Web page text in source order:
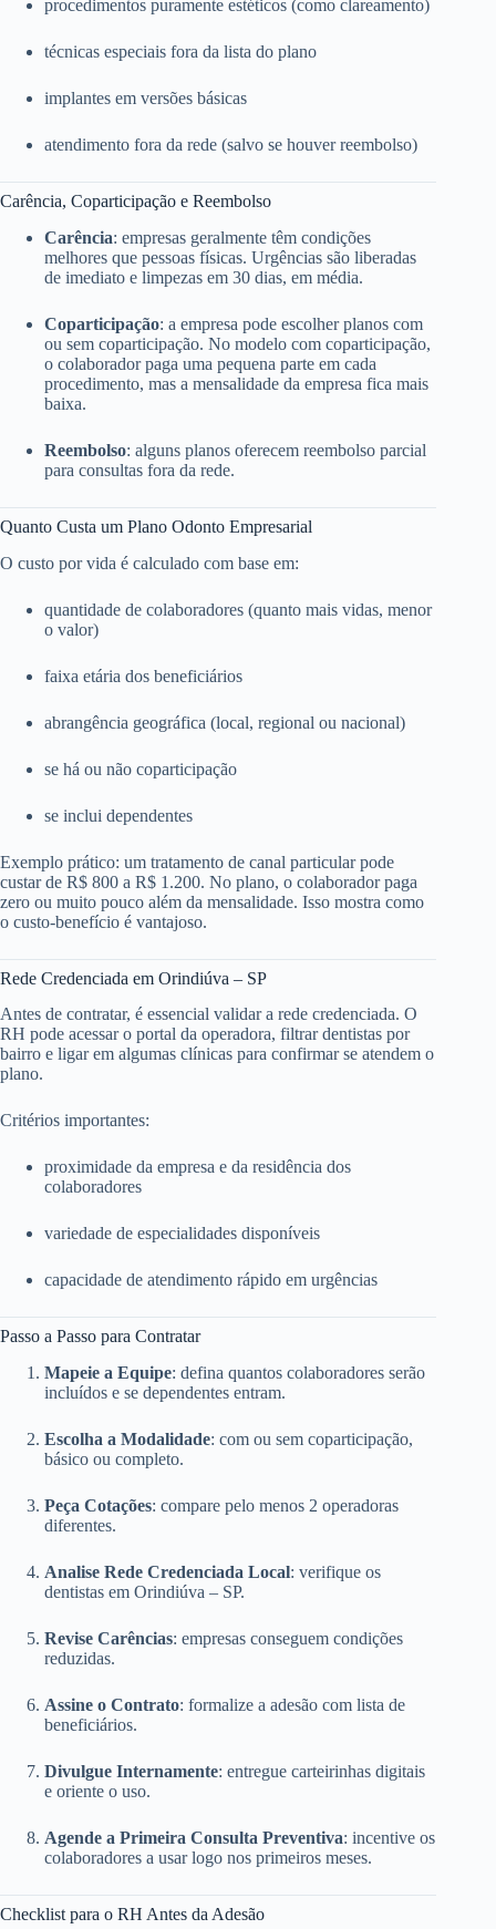
procedimentos puramente estéticos (como clareamento)
técnicas especiais fora da lista do plano
implantes em versões básicas
atendimento fora da rede (salvo se houver reembolso)
Carência, Coparticipação e Reembolso
Carência: empresas geralmente têm condições
melhores que pessoas físicas. Urgências são liberadas
de imediato e limpezas em 30 dias, em média.
Coparticipação: a empresa pode escolher planos com
ou sem coparticipação. No modelo com coparticipação,
o colaborador paga uma pequena parte em cada
procedimento, mas a mensalidade da empresa fica mais
baixa.
Reembolso: alguns planos oferecem reembolso parcial
para consultas fora da rede.
Quanto Custa um Plano Odonto Empresarial
O custo por vida é calculado com base em:
quantidade de colaboradores (quanto mais vidas, menor
o valor)
faixa etária dos beneficiários
abrangência geográfica (local, regional ou nacional)
se há ou não coparticipação
se inclui dependentes
Exemplo prático: um tratamento de canal particular pode
custar de R$ 800 a R$ 1.200. No plano, o colaborador paga
zero ou muito pouco além da mensalidade. Isso mostra como
o custo-benefício é vantajoso.
Rede Credenciada em Orindiúva – SP
Antes de contratar, é essencial validar a rede credenciada. O
RH pode acessar o portal da operadora, filtrar dentistas por
bairro e ligar em algumas clínicas para confirmar se atendem o
plano.
Critérios importantes:
proximidade da empresa e da residência dos
colaboradores
variedade de especialidades disponíveis
capacidade de atendimento rápido em urgências
Passo a Passo para Contratar
Mapeie a Equipe: defina quantos colaboradores serão
incluídos e se dependentes entram.
Escolha a Modalidade: com ou sem coparticipação,
básico ou completo.
Peça Cotações: compare pelo menos 2 operadoras
diferentes.
Analise Rede Credenciada Local: verifique os
dentistas em Orindiúva – SP.
Revise Carências: empresas conseguem condições
reduzidas.
Assine o Contrato: formalize a adesão com lista de
beneficiários.
Divulgue Internamente: entregue carteirinhas digitais
e oriente o uso.
Agende a Primeira Consulta Preventiva: incentive os
colaboradores a usar logo nos primeiros meses.
Checklist para o RH Antes da Adesão